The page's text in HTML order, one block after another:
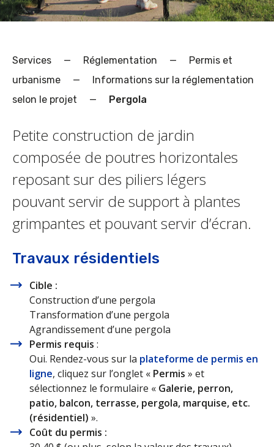
Services — Réglementation —
Permis et
urbanisme
—
Informations sur la réglementation
selon le projet
— Pergola
Petite construction de jardin
composée de poutres horizontales
reposant sur des piliers légers
pouvant servir de support à plantes
grimpantes et pouvant servir d’écran.
Travaux résidentiels
Cible :
Construction d’une pergola
Transformation d’une pergola
Agrandissement d’une pergola
Permis requis :
Oui. Rendez-vous sur la plateforme de permis en
ligne, cliquez sur l’onglet « Permis » et
sélectionnez le formulaire « Galerie, perron,
patio, balcon, terrasse, pergola, marquise, etc.
(résidentiel) ».
Coût du permis :